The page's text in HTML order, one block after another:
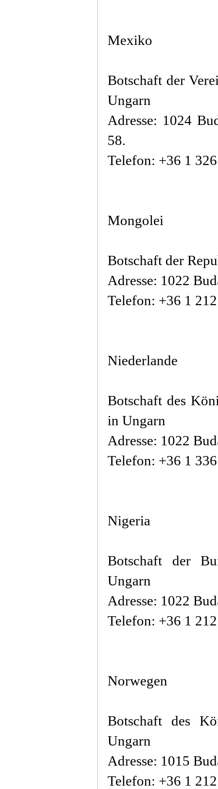
Mexiko
Botschaft der
Ungarn
Adresse: 1024
58.
Telefon: +36 1
Mongolei
Botschaft der
Adresse: 1022
Telefon: +36 1
Niederlande
Botschaft des
in Ungarn
Adresse: 1022
Telefon: +36 1
Nigeria
Botschaft der
Ungarn
Adresse: 1022
Telefon: +36 1
Norwegen
Botschaft des
Ungarn
Adresse: 1015
Telefon: +36 1